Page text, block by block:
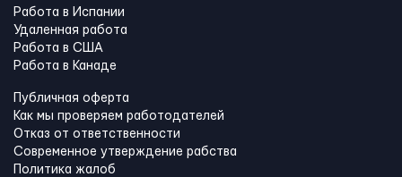
Работа в Испании
Удаленная работа
Работа в США
Работа в Канадe
Публичная оферта
Как мы проверяем работодателей
Отказ от ответственности
Современное утверждение рабства
Политика жалоб